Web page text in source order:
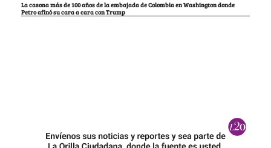
La casona más de 100 años de la embajada de Colombia en Washington donde
Petro afinó su cara a cara con Trump